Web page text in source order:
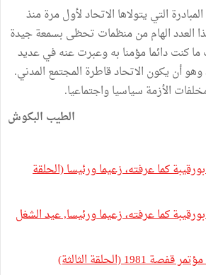
التي يتولاها الاتحاد لأول مرة منذ
العدد الهام من منظمات تحظى بسمعة جيدة
كنت دائما مؤمنا به وعبرت عنه في عديد
وهو أن يكون الاتحاد قاطرة المجتمع المدني.
الأزمة سياسيا واجتماعيا.
الطيب البكوش
كما عرفته، زعيما ورئيسا (الحلقة
كما عرفته، زعيما ورئيسا, عيد الشغل
(الحلقة الثالثة)